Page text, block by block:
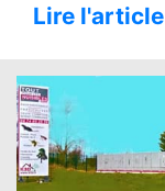
Lire l'article